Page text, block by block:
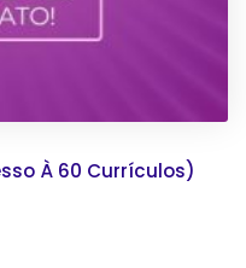
À 60 Currículos)